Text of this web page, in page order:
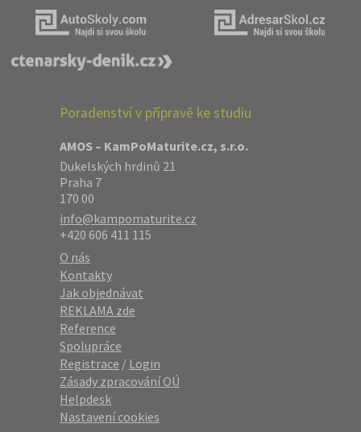
Poradenství v přípravě ke studiu
AMOS – KamPoMaturite.cz, s.r.o.
Dukelských hrdinů 21
Praha 7
170 00
info@kampomaturite.cz
+420 606 411 115
O nás
Kontakty
Jak objednávat
REKLAMA zde
Reference
Spolupráce
Registrace / Login
Zásady zpracování OÚ
Helpdesk
Nastavení cookies